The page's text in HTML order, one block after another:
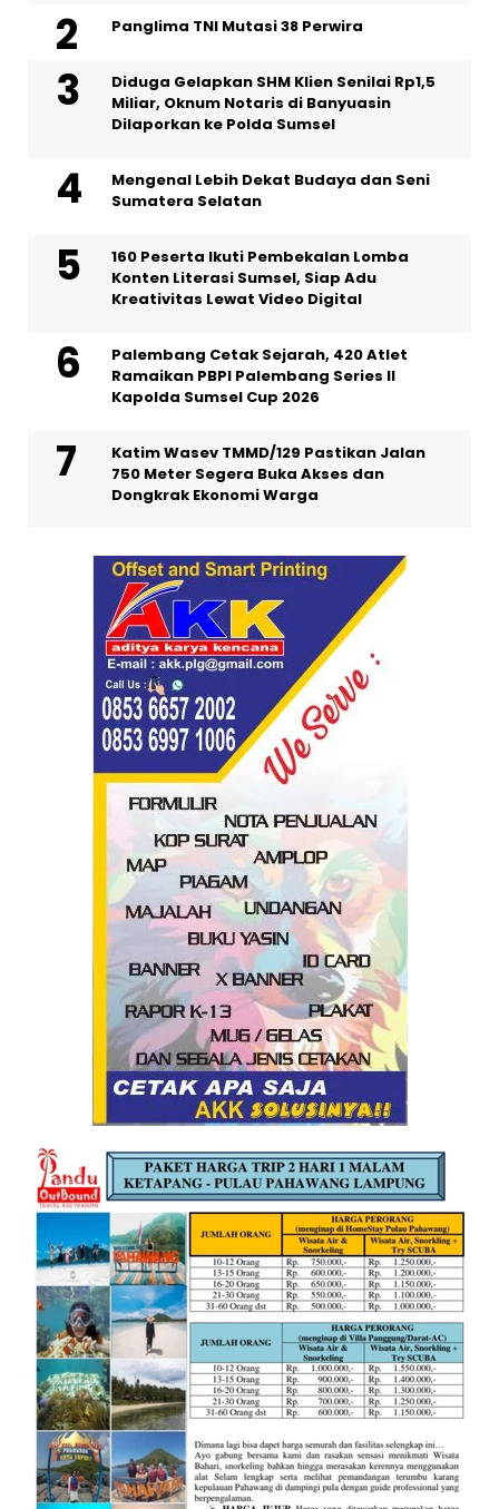
Panglima TNI Mutasi 38 Perwira
Diduga Gelapkan SHM Klien Senilai Rp1,5
Miliar, Oknum Notaris di Banyuasin
Dilaporkan ke Polda Sumsel ‎
Mengenal Lebih Dekat Budaya dan Seni
Sumatera Selatan
160 Peserta Ikuti Pembekalan Lomba
Konten Literasi Sumsel, Siap Adu
Kreativitas Lewat Video Digital ‎
Palembang Cetak Sejarah, 420 Atlet
Ramaikan PBPI Palembang Series II
Kapolda Sumsel Cup 2026
Katim Wasev TMMD/129 Pastikan Jalan
750 Meter Segera Buka Akses dan
Dongkrak Ekonomi Warga